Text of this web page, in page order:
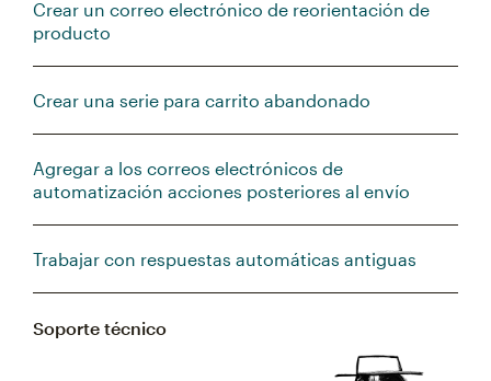
Crear un correo electrónico de reorientación de
producto
Crear una serie para carrito abandonado
Agregar a los correos electrónicos de
automatización acciones posteriores al envío
Trabajar con respuestas automáticas antiguas
Soporte técnico